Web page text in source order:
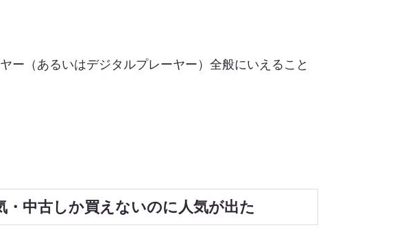
ー（あるいはデジタルプレーヤー）全般にいえること
中古しか買えないのに人気が出た